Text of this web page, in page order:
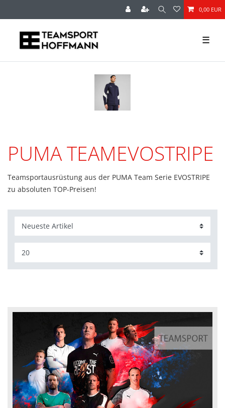
0,00 EUR
☰
PUMA TEAMEVOSTRIPE
Teamsportausrüstung aus der PUMA Team Serie EVOSTRIPE
zu absoluten TOP-Preisen!